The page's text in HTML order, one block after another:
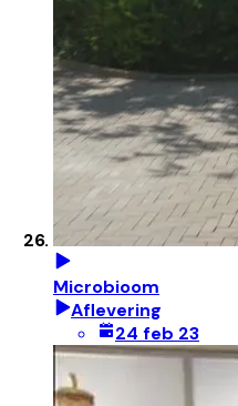
Microbioom
Aflevering
24 feb 23